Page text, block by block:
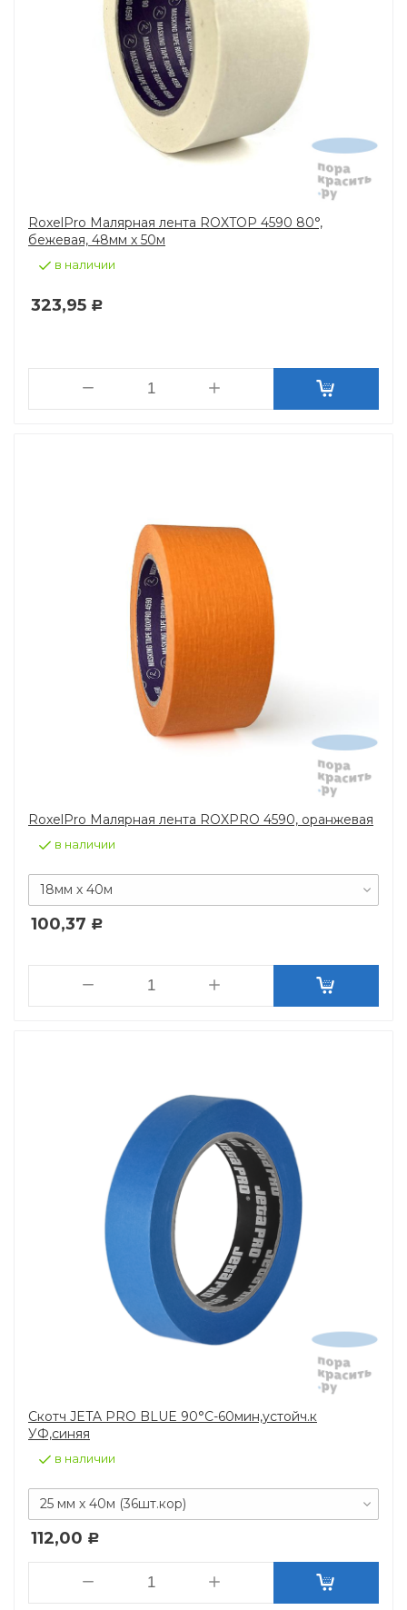
RoxelPro Малярная лента ROXTOP 4590 80°,
бежевая, 48мм х 50м
в наличии
323,95 Р
RoxelPro Малярная лента ROXPRO 4590, оранжевая
в наличии
18мм х 40м
100,37 Р
Скотч JETA PRO BLUE 90°C-60мин,устойч.к
УФ,синяя
в наличии
25 мм х 40м (36шт.кор)
112,00 Р